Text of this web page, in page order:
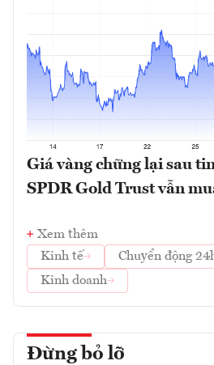
Giá vàng chững lại sau
SPDR Gold Trust vẫn
Xem thêm
Kinh tế
Chuyển động
Kinh doanh
Đừng bỏ lỡ